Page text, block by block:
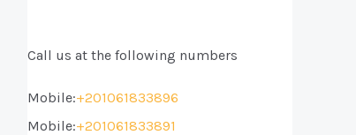
Call us at the following numbers
Mobile:+201061833896
Mobile:+201061833891